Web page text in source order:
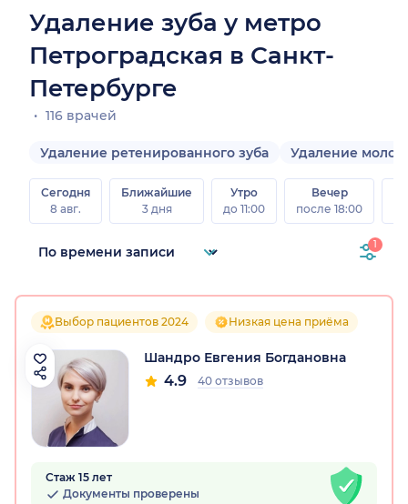
Удаление зуба у метро
Петроградская в Санкт-
Петербурге
116 врачей
Удаление ретенированного зуба Удаление
Сегодня
8 авг.
Ближайшие
3 дня
Утро
до 11:00
Вечер
после 18:00
1
Выбор пациентов 2024 Низкая цена приёма
Шандро Евгения Богдановна
4.9 40 отзывов
Стаж 15 лет
Документы проверены